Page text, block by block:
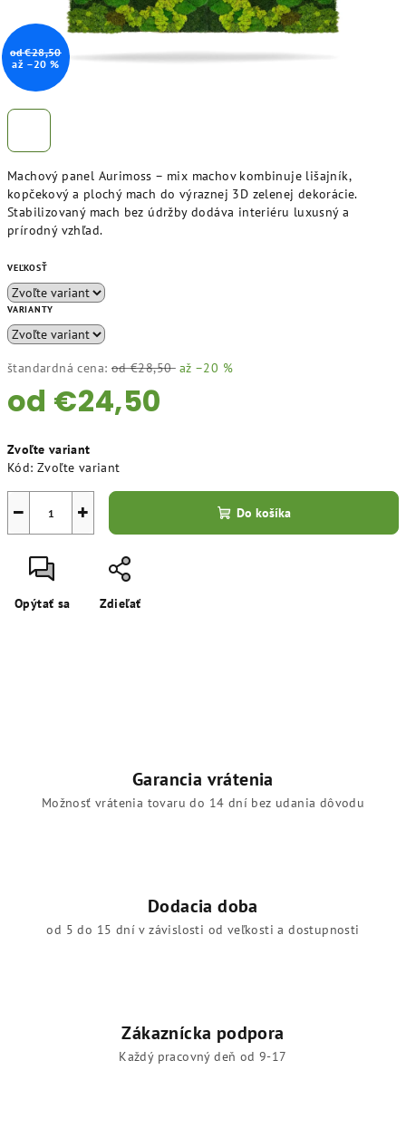
Machový panel Aurimoss – mix machov kombinuje lišajník,
kopčekový a plochý mach do výraznej 3D zelenej dekorácie.
Stabilizovaný mach bez údržby dodáva interiéru luxusný a
prírodný vzhľad.
VEĽKOSŤ
VARIANTY
štandardná cena: od €28,50 až –20 %
od €24,50
cena:
Zvoľte variant
Kód: Zvoľte variant
+
− Do košíka
Opýtať sa Zdieľať
od €28,50
až –20 %
Garancia vrátenia
Možnosť vrátenia tovaru do 14 dní bez udania dôvodu
Dodacia doba
od 5 do 15 dní v závislosti od veľkosti a dostupnosti
Zákaznícka podpora
Každý pracovný deň od 9-17